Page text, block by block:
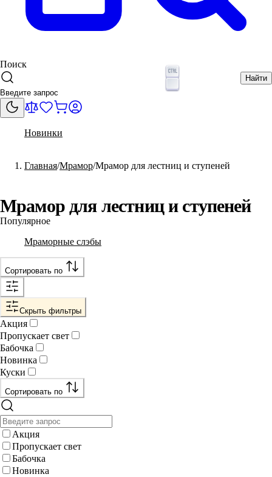
Поиск
Найти
Новинки
Главная Мрамор Мрамор для лестниц и ступеней
Мрамор для лестниц и ступеней
Популярное
Мраморные слэбы
Сортировать по
Скрыть фильтры
Акция
Пропускает свет
Бабочка
Новинка
Куски
Сортировать по
Акция
Пропускает свет
Бабочка
Новинка